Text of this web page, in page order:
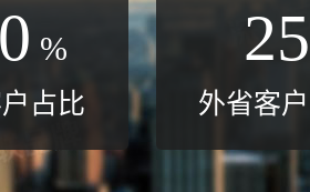
%
占比
25
外省客